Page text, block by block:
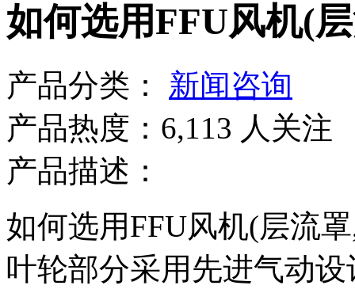
如何选用FFU风机(
产品分类： 新闻咨询
产品热度：6,113 人关注
产品描述：
如何选用FFU风机(层流
叶轮部分采用先进气动